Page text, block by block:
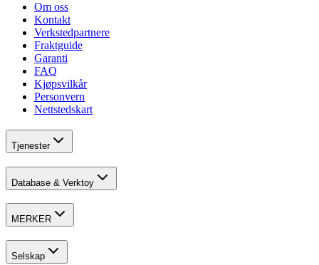
Om oss
Kontakt
Verkstedpartnere
Fraktguide
Garanti
FAQ
Kjøpsvilkår
Personvern
Nettstedskart
Tjenester
Database & Verktoy
MERKER
Selskap